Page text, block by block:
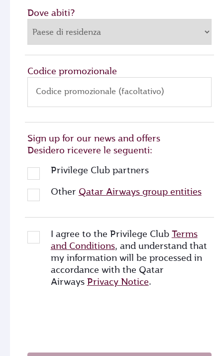
Dove abiti?
Codice promozionale
Codice promozionale (facoltativo)
Sign up for our news and offers
Desidero ricevere le seguenti:
Privilege Club partners
Other Qatar Airways group entities
I agree to the Privilege Club Terms
and Conditions, and understand that
my information will be processed in
accordance with the Qatar
Airways Privacy Notice.